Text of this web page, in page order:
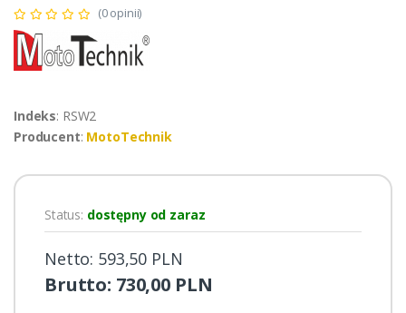
(0 opinii)
Indeks: RSW2
Producent: MotoTechnik
Status: dostępny od zaraz
Netto: 593,50 PLN
Brutto: 730,00 PLN